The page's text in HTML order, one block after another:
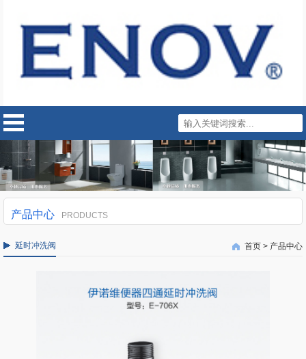
产品中心 PRODUCTS
首页 > 产品中心
延时冲洗阀